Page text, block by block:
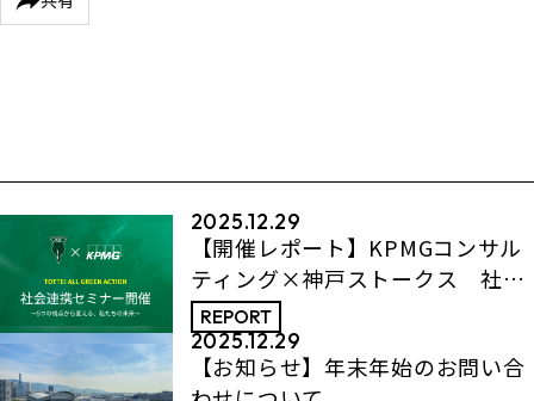
2025.12.29
【開催レポート】KPMGコンサル
ティング×神戸ストークス 社会
連携セミナー第2回「ダイバーシ
ティ」
REPORT
2025.12.29
【お知らせ】年末年始のお問い合